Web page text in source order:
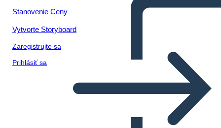
Stanovenie Ceny
Vytvorte Storyboard
Zaregistrujte sa
Prihlásiť sa